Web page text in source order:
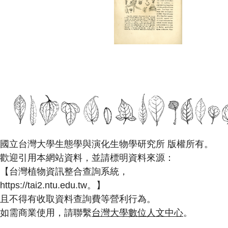
國立台灣大學生態學與演化生物學研究所 版權所有。
歡迎引用本網站資料，並請標明資料來源：
【台灣植物資訊整合查詢系統，
https://tai2.ntu.edu.tw。】
且不得有收取資料查詢費等營利行為。
如需商業使用，請聯繫台灣大學數位人文中心。